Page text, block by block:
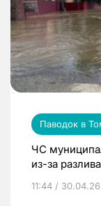
Паводок в
ЧС
из-за
11:44 / 30.04.26